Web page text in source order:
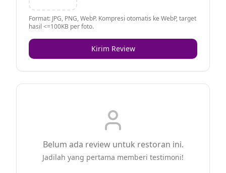
Format: JPG, PNG, WebP. Kompresi otomatis ke WebP, target
hasil <=100KB per foto.
Kirim Review
Belum ada review untuk restoran ini.
Jadilah yang pertama memberi testimoni!